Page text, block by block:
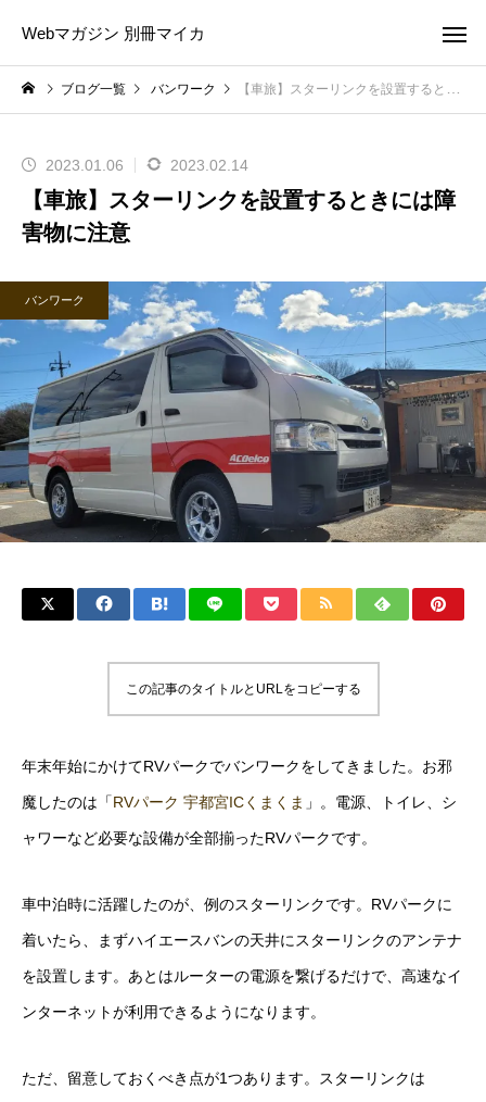
Webマガジン 別冊マイカ
ブログ一覧 バンワーク 【車旅】スターリンクを設置するときには障害物に注意
2023.01.06 2023.02.14
【車旅】スターリンクを設置するときには障
害物に注意
バンワーク
この記事のタイトルとURLをコピーする
年末年始にかけてRVパークでバンワークをしてきました。お邪
魔したのは「RVパーク 宇都宮ICくまくま 」。電源、トイレ、シ
ャワーなど必要な設備が全部揃ったRVパークです。
車中泊時に活躍したのが、例のスターリンクです。RVパークに
着いたら、まずハイエースバンの天井にスターリンクのアンテナ
を設置します。あとはルーターの電源を繋げるだけで、高速なイ
ンターネットが利用できるようになります。
ただ、留意しておくべき点が1つあります。スターリンクは